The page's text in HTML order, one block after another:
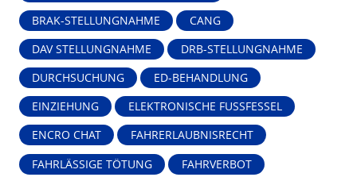
BRAK-STELLUNGNAHME CANG
DAV STELLUNGNAHME DRB-STELLUNGNAHME
DURCHSUCHUNG ED-BEHANDLUNG
EINZIEHUNG ELEKTRONISCHE FUSSFESSEL
ENCRO CHAT FAHRERLAUBNISRECHT
FAHRLÄSSIGE TÖTUNG FAHRVERBOT